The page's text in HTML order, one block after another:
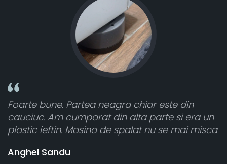
din
era un
misca
Toate sunt foarte luminoase și
atât de bine în curtea din spate. A
cele 8 bucati dar una nu a funcționat,
banii pentru 1 bucata, Multumesc